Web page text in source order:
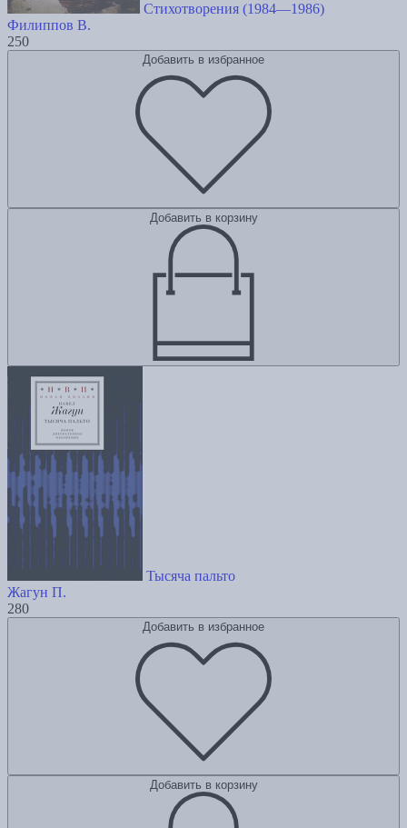
Стихотворения (1984—1986)
Филиппов В.
250
Добавить в избранное
Добавить в корзину
Тысяча пальто
Жагун П.
280
Добавить в избранное
Добавить в корзину